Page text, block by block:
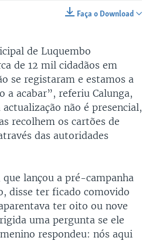
Faça o Download
de Luquembo
de 12 mil cidadãos em
se registaram e estamos a
a acabar”, referiu Calunga,
não é presencial,
recolhem os cartões de
das autoridades
lançou a pré-campanha
disse ter ficado comovido
ter oito ou nove
uma pergunta se ele
respondeu: nós aqui